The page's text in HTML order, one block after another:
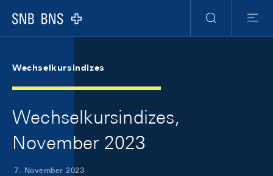
Logo
Suche
Menu
Wechselkursindizes
Wechselkursindizes,
November 2023
7. November 2023